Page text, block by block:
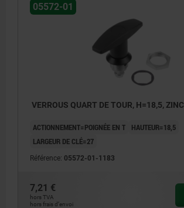
05572-01
VERROUS QUART DE TOUR, H=18,5, ZINC
ACTIONNEMENT=POIGNÉE EN T
HAUTEUR=18,5
LARGEUR DE CLÉ=27
Référence: 05572-01-1183
7,21 €
hors TVA
hors frais d’envoi